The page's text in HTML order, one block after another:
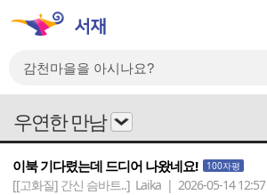
우연한 만남
이북 기다렸는데 드디어 나왔네요! 100자평
[[고화질] 간신 슴바트..] Laika | 2026-05-14 12:57